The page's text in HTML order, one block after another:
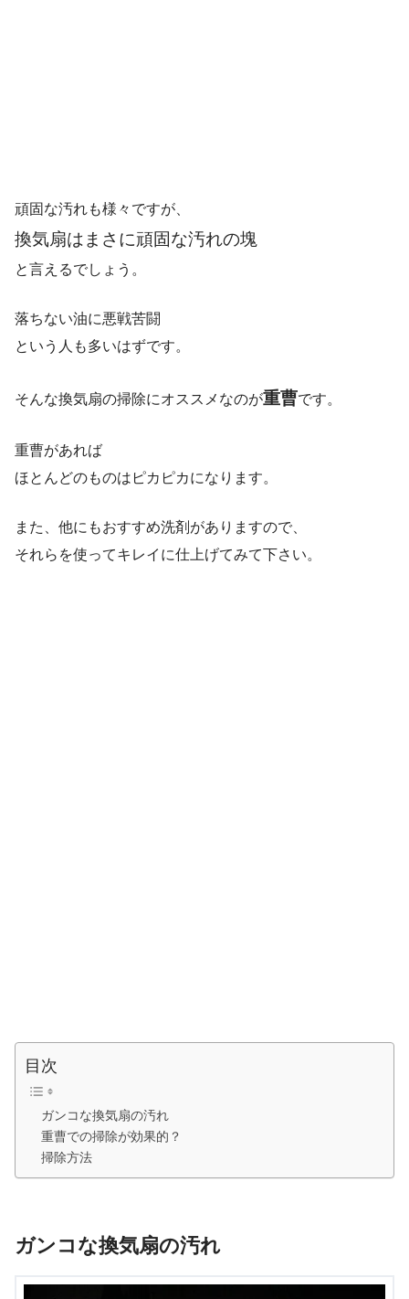
頑固な汚れも様々ですが、
換気扇はまさに頑固な汚れの塊
と言えるでしょう。
落ちない油に悪戦苦闘
という人も多いはずです。
そんな換気扇の掃除にオススメなのが重曹です。
重曹があれば
ほとんどのものはピカピカになります。
また、他にもおすすめ洗剤がありますので、
それらを使ってキレイに仕上げてみて下さい。
目次
ガンコな換気扇の汚れ
重曹での掃除が効果的？
掃除方法
ガンコな換気扇の汚れ